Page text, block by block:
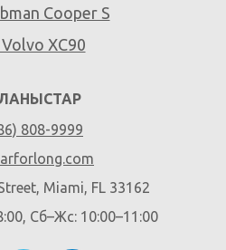
Cooper S
XC90
808-9999
Miami, FL 33162
Сб–Жс: 10:00–11:00